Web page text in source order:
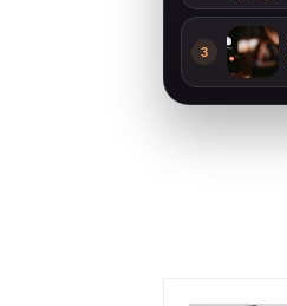
3